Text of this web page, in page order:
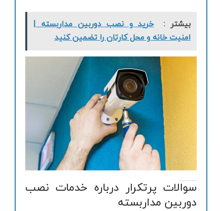
بیشتر :
خرید و نصب دوربین مداربسته |
امنیت خانه و محل کارتان را تضمین کنید
سوالات پرتکرار درباره خدمات نصب
دوربین مداربسته